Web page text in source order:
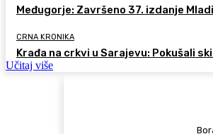
Međugorje: Završeno 37. izdanje
CRNA KRONIKA
Krađa na crkvi u Sarajevu: Pokušali
Učitaj više